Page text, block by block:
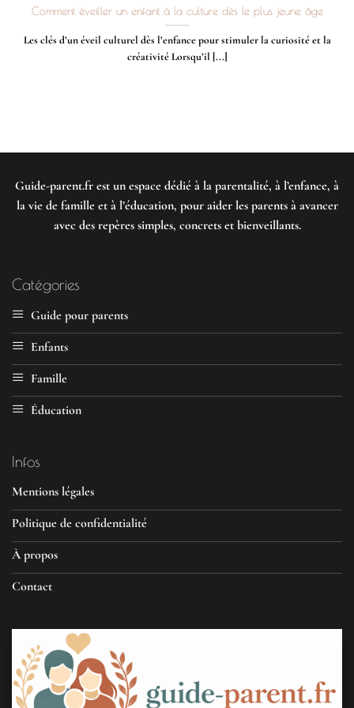
Comment éveiller un enfant à la culture dès le plus jeune âge
Les clés d’un éveil culturel dès l’enfance pour stimuler la curiosité et la
créativité Lorsqu’il [...]
Guide-parent.fr est un espace dédié à la parentalité, à l’enfance, à
la vie de famille et à l’éducation, pour aider les parents à avancer
avec des repères simples, concrets et bienveillants.
Catégories
Guide pour parents
Enfants
Famille
Éducation
Infos
Mentions légales
Politique de confidentialité
À propos
Contact